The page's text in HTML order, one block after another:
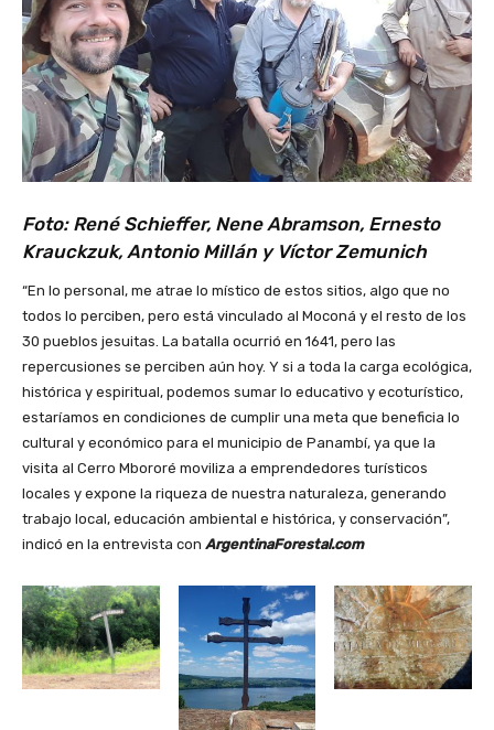
Foto: René Schieffer, Nene Abramson, Ernesto
Krauckzuk, Antonio Millán y Víctor Zemunich
“En lo personal, me atrae lo místico de estos sitios, algo que no
todos lo perciben, pero está vinculado al Moconá y el resto de los
30 pueblos jesuitas. La batalla ocurrió en 1641, pero las
repercusiones se perciben aún hoy. Y si a toda la carga ecológica,
histórica y espiritual, podemos sumar lo educativo y ecoturístico,
estaríamos en condiciones de cumplir una meta que beneficia lo
cultural y económico para el municipio de Panambí, ya que la
visita al Cerro Mbororé moviliza a emprendedores turísticos
locales y expone la riqueza de nuestra naturaleza, generando
trabajo local, educación ambiental e histórica, y conservación”,
indicó en la entrevista con ArgentinaForestal.com